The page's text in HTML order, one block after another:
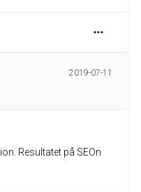
2019-07-11
Resultatet på SEOn